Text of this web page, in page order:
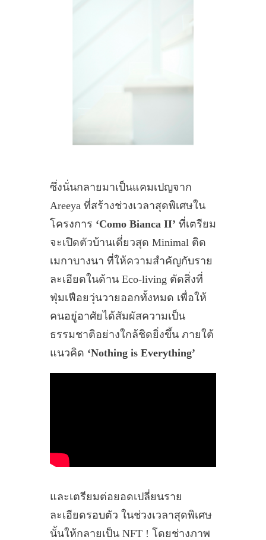
ซึ่งนั่นกลายมาเป็นแคมเปญจาก
Areeya ที่สร้างช่วงเวลาสุดพิเศษใน
โครงการ ‘Como Bianca II’ ที่เตรียม
จะเปิดตัวบ้านเดี่ยวสุด Minimal ติด
เมกาบางนา ที่ให้ความสำคัญกับราย
ละเอียดในด้าน Eco-living ตัดสิ่งที่
ฟุ่มเฟือยวุ่นวายออกทั้งหมด เพื่อให้
คนอยู่อาศัยได้สัมผัสความเป็น
ธรรมชาติอย่างใกล้ชิดยิ่งขึ้น ภายใต้
แนวคิด ‘Nothing is Everything’
และเตรียมต่อยอดเปลี่ยนราย
ละเอียดรอบตัว ในช่วงเวลาสุดพิเศษ
นั้นให้กลายเป็น NFT ! โดยช่างภาพ